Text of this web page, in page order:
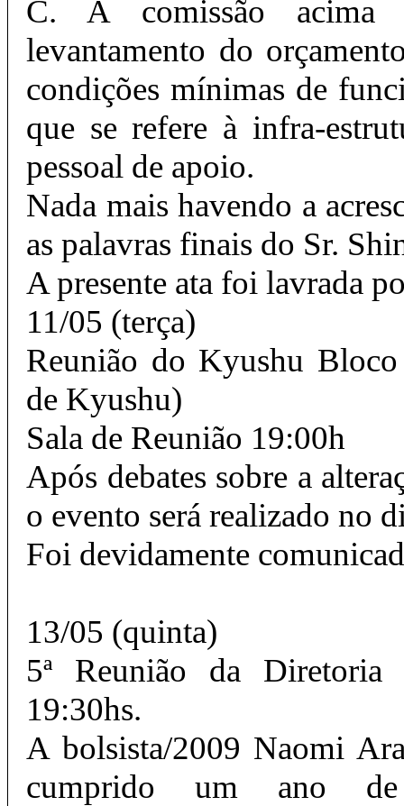
C. A comissão acima
levantamento do
condições mínimas de
que se refere à infra-
pessoal de apoio.
Nada mais havendo a
as palavras finais do Sr.
A presente ata foi lavrada
11/05 (terça)
Reunião do Kyushu
de Kyushu)
Sala de Reunião 19:00h
Após debates sobre a
o evento será realizado no
Foi devidamente
13/05 (quinta)
5ª Reunião da Diretoria
19:30hs.
A bolsista/2009 Naomi
cumprido um ano